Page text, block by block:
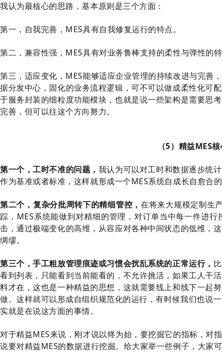
我认为最核心的思路，基本原则是三个方面：
第一，自我完善，MES具有自我修复运行的特点。
第二，兼容性强，MES具有对业务鲁棒支持的柔性与弹性的
第三，适应变化，MES能够适应企业管理的持续改进与完善
据分发中心，固化的业务流程逻辑，可不可以做成柔性化可
于服务封装的细粒度功能模块，也就是说一些架构是需要思
完善，但可以往这个方向努力。
（5）精益MES
第一个，工时不准的问题， 我认为可以对工时和数据逐步统
作为基准或者标准，这样就形成一个MES系统自成长自愈合
第二个，复杂分批周转下的精细管控，在将来大规模定制生
踪，MES系统能做到对精细的管理，对订单当中每一件进
击，通过极端变化的高维，从容应对各种中间状态的低维，
绸缪。
第三个，手工粗放管理痕迹或习惯会扰乱系统的正常运行，
看到列表，只能看到当前能看的，不允许挑活，如果工人干
料才在，这也是一种精益的思想，这就需要线上和线下一起
做。这样就可以形成自组织规范化的运行，有时候我们也说
实就是在说这方面的事情。
对于精益MES来说，刚才说以终为始，要挖掘它的指标，对
说要对精益MES的数据进行挖掘。给大家举一些例子，大家